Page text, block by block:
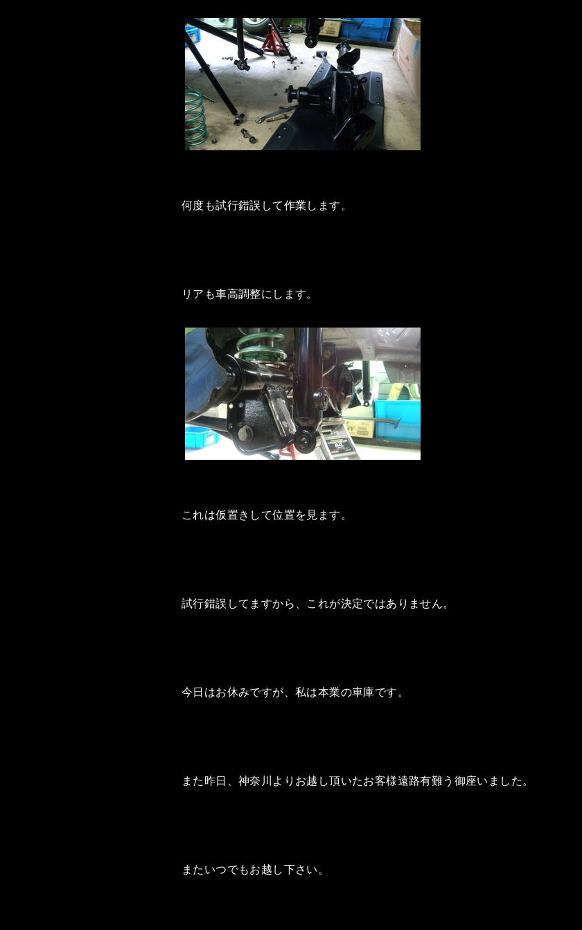
何度も試行錯誤して作業します。
リアも車高調整にします。
これは仮置きして位置を見ます。
試行錯誤してますから、これが決定ではありません。
今日はお休みですが、私は本業の車庫です。
また昨日、神奈川よりお越し頂いたお客様遠路有難う御座いました。
またいつでもお越し下さい。